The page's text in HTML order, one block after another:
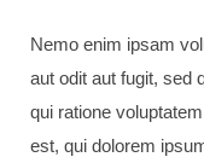
Nemo enim ipsam
aut odit aut fugit, sed
qui ratione
est, qui dolorem